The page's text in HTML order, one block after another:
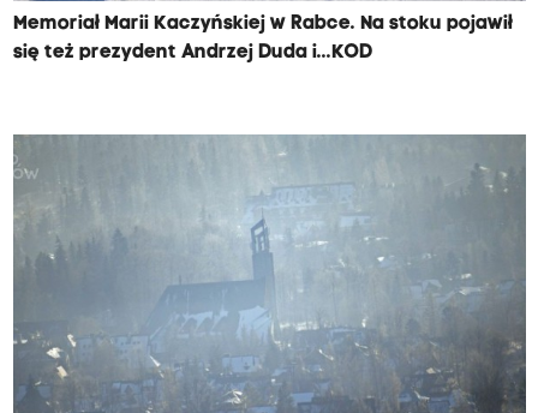
Memoriał Marii Kaczyńskiej w Rabce. Na stoku pojawił
się też prezydent Andrzej Duda i...KOD